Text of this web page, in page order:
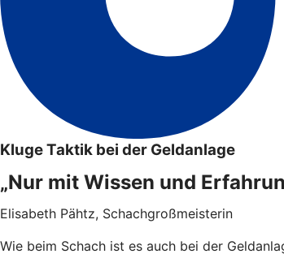
Kluge Taktik bei der Geldanlage
„Nur mit Wissen und
Elisabeth Pähtz, Schachgroßmeisterin
Wie beim Schach ist es auch bei der